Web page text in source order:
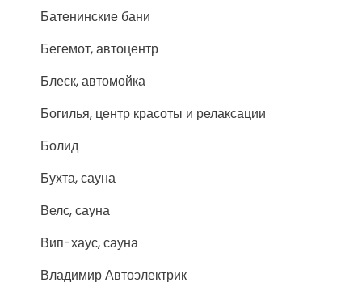
Батенинские бани
Бегемот, автоцентр
Блеск, автомойка
Богилья, центр красоты и релаксации
Болид
Бухта, сауна
Велс, сауна
Вип-хаус, сауна
Владимир Автоэлектрик